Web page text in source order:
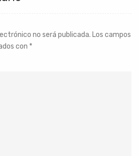
no será publicada. Los campos
con *